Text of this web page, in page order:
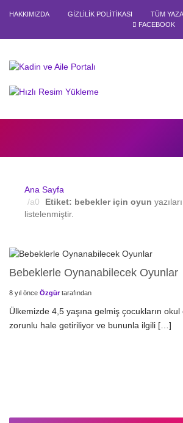
HAKKIMIZDA GIZLILIK POLITIKASI TÜM
FACEBOOK
Ana Sayfa
Etiket: bebekler için oyun
listelenmiştir.
Bebeklerle Oynanabilecek Oyunlar
8 yıl önce Özgürtarafından
Ülkemizde 4,5 yaşına gelmiş çocukların
zorunlu hale getiriliyor ve bununla ilgili […]